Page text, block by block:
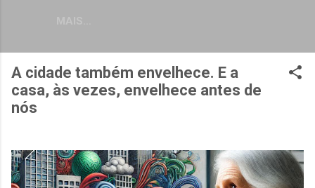
A cidade também envelhece. E a
casa, às vezes, envelhece antes de
nós